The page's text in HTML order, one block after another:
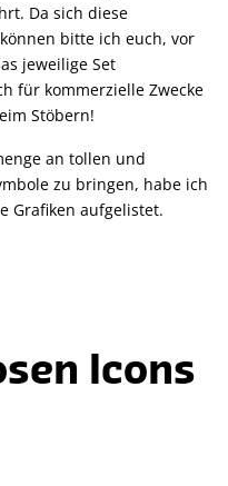
Da sich diese
bitte ich euch, vor
jeweilige Set
für kommerzielle Zwecke
Stöbern!
an tollen und
zu bringen, habe ich
Grafiken aufgelistet.
Icons